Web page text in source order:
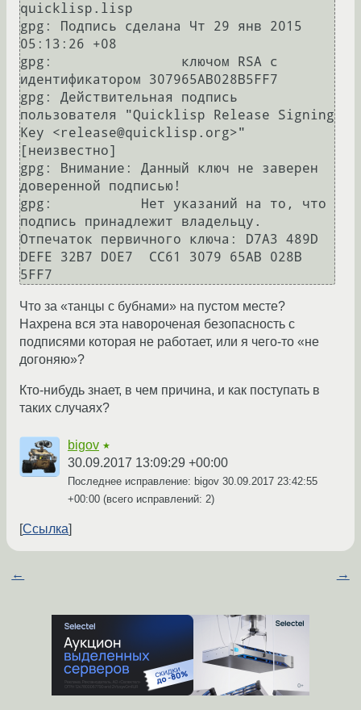
quicklisp.lisp
gpg: Подпись сделана Чт 29 янв 2015
05:13:26 +08
gpg:                ключом RSA с
идентификатором 307965AB028B5FF7
gpg: Действительная подпись
пользователя "Quicklisp Release Signing
Key <release@quicklisp.org>"
[неизвестно]
gpg: Внимание: Данный ключ не заверен
доверенной подписью!
gpg:           Нет указаний на то, что
подпись принадлежит владельцу.
Отпечаток первичного ключа: D7A3 489D
DEFE 32B7 D0E7  CC61 3079 65AB 028B
Что за «танцы с бубнами» на пустом месте?
Нахрена вся эта навороченая безопасность с
подписями которая не работает, или я чего-то «не
догоняю»?
Кто-нибудь знает, в чем причина, и как поступать в
таких случаях?
bigov ★
30.09.2017 13:09:29 +00:00
Последнее исправление: bigov 30.09.2017 23:42:55
+00:00 (всего исправлений: 2)
Ссылка
← →